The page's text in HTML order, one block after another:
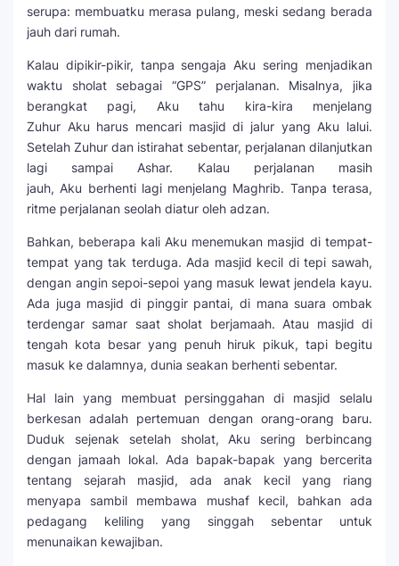
serupa: membuatku merasa pulang, meski sedang berada
jauh dari rumah.
Kalau dipikir-pikir, tanpa sengaja Aku sering menjadikan
waktu sholat sebagai “GPS” perjalanan. Misalnya, jika
berangkat pagi, Aku tahu kira-kira menjelang
Zuhur Aku harus mencari masjid di jalur yang Aku lalui.
Setelah Zuhur dan istirahat sebentar, perjalanan dilanjutkan
lagi sampai Ashar. Kalau perjalanan masih
jauh, Aku berhenti lagi menjelang Maghrib. Tanpa terasa,
ritme perjalanan seolah diatur oleh adzan.
Bahkan, beberapa kali Aku menemukan masjid di tempat-
tempat yang tak terduga. Ada masjid kecil di tepi sawah,
dengan angin sepoi-sepoi yang masuk lewat jendela kayu.
Ada juga masjid di pinggir pantai, di mana suara ombak
terdengar samar saat sholat berjamaah. Atau masjid di
tengah kota besar yang penuh hiruk pikuk, tapi begitu
masuk ke dalamnya, dunia seakan berhenti sebentar.
Hal lain yang membuat persinggahan di masjid selalu
berkesan adalah pertemuan dengan orang-orang baru.
Duduk sejenak setelah sholat, Aku sering berbincang
dengan jamaah lokal. Ada bapak-bapak yang bercerita
tentang sejarah masjid, ada anak kecil yang riang
menyapa sambil membawa mushaf kecil, bahkan ada
pedagang keliling yang singgah sebentar untuk
menunaikan kewajiban.